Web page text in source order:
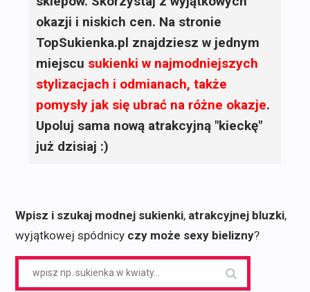
okazji i niskich cen. Na stronie
TopSukienka.pl znajdziesz w jednym
miejscu sukienki w najmodniejszych
stylizacjach i odmianach, także
pomysły jak się ubrać na różne okazje.
Upoluj sama nową atrakcyjną "kieckę"
już dzisiaj :)
Wpisz i szukaj modnej sukienki, atrakcyjnej bluzki,
wyjątkowej spódnicy czy może sexy bielizny?